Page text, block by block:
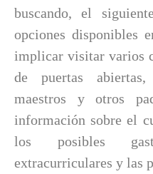
buscando, el
opciones disponibles
implicar visitar varios
de puertas
maestros y otros
información sobre el
los posibles
extracurriculares y las